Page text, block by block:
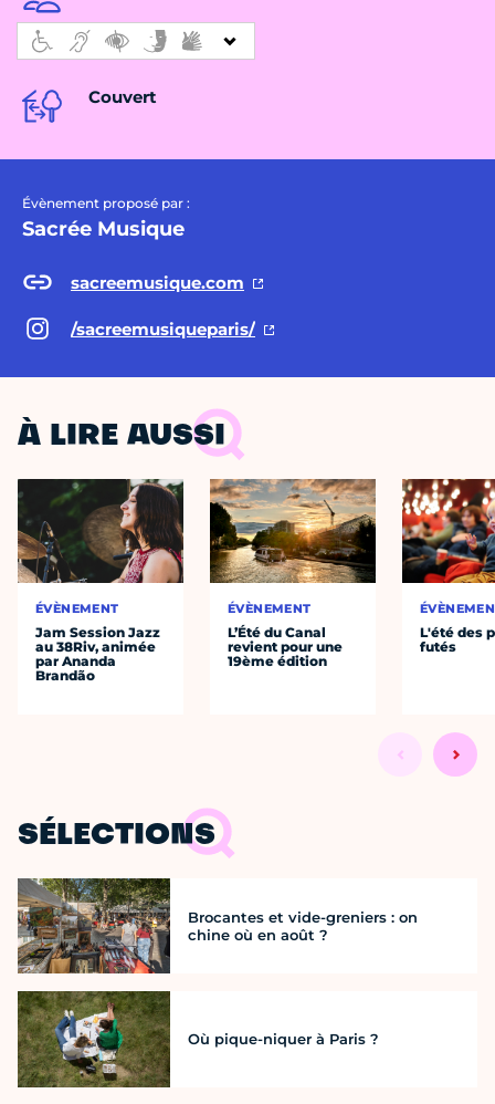
Couvert
Évènement proposé par :
Sacrée Musique
sacreemusique.com
/sacreemusiqueparis/
À LIRE AUSSI
ÉVÈNEMENT
Jam Session Jazz
au 38Riv, animée
par Ananda
Brandão
ÉVÈNEMENT
L’Été du Canal
revient pour une
19ème édition
L'été des
futés
SÉLECTIONS
Brocantes et vide-greniers : on
chine où en août ?
Où pique-niquer à Paris ?